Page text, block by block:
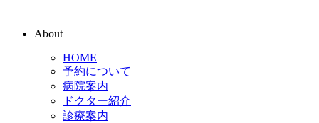
About
HOME
予約について
病院案内
ドクター紹介
診療案内